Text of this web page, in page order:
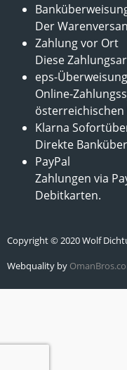
Der
Zahlung vor Ort
Diese
eps-Überweisung
Online-
österreichischen
Klarna
Direkte
PayPal
Zahlungen via
Debitkarten.
Copyright © 2020 Wolf
Webquality by